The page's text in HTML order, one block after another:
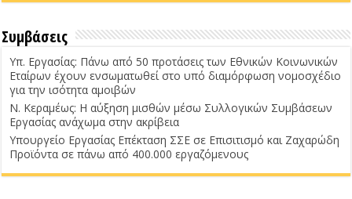
Συμβάσεις
Υπ. Εργασίας: Πάνω από 50 προτάσεις των Εθνικών Κοινωνικών
Εταίρων έχουν ενσωματωθεί στο υπό διαμόρφωση νομοσχέδιο
για την ισότητα αμοιβών
Ν. Κεραμέως: Η αύξηση μισθών μέσω Συλλογικών Συμβάσεων
Εργασίας ανάχωμα στην ακρίβεια
Υπουργείο Εργασίας Επέκταση ΣΣΕ σε Επισιτισμό και Ζαχαρώδη
Προϊόντα σε πάνω από 400.000 εργαζόμενους